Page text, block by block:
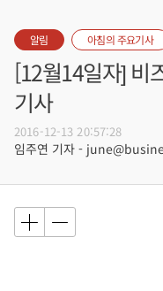
알림 아침의 주요기사
[12월14일자] 비
기사
2016-12-13 20:57:28
임주연 기자 -